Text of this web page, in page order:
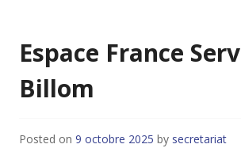
Espace France
Billom
Posted on 9 octobre 2025 by secretariat